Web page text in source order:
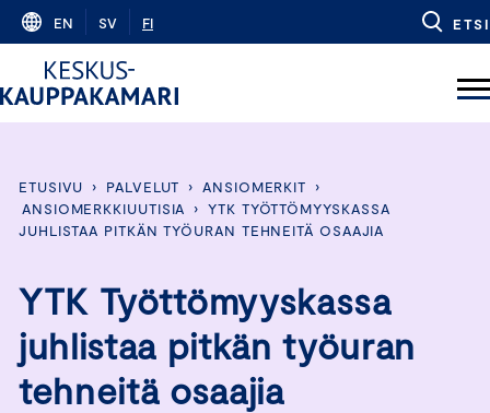
Skip
content
EN SV FI ETSI
ETUSIVU › PALVELUT › ANSIOMERKIT
›
ANSIOMERKKIUUTISIA
› YTK TYÖTTÖMYYSKASSA
JUHLISTAA PITKÄN TYÖURAN TEHNEITÄ OSAAJIA
YTK Työttömyyskassa
juhlistaa pitkän työuran
tehneitä osaajia